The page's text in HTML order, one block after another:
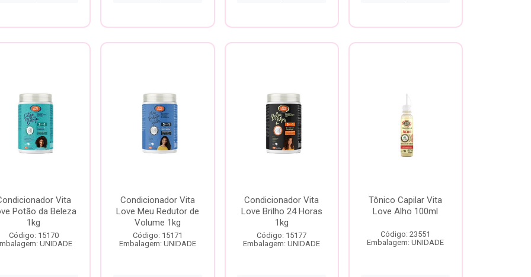
Vita
Potão da Beleza
1kg
Código: 15170
UNIDADE
Condicionador Vita
Love Meu Redutor de
Volume 1kg
Código: 15171
Embalagem: UNIDADE
Condicionador Vita
Love Brilho 24 Horas
1kg
Código: 15177
Embalagem: UNIDADE
Tônico Capilar Vita
Love Alho 100ml
Código: 23551
Embalagem: UNIDADE